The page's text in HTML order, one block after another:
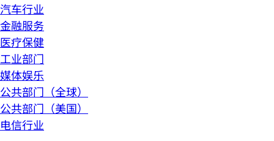
汽车行业
金融服务
医疗保健
工业部门
媒体娱乐
公共部门（全球）
公共部门（美国）
电信行业